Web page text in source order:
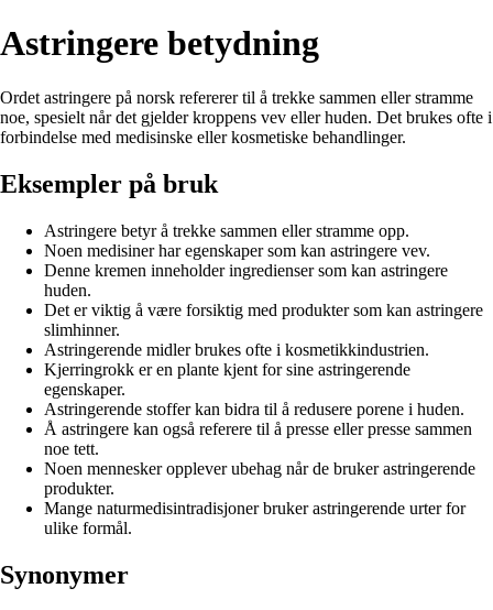
Astringere betydning
Ordet astringere på norsk refererer til å trekke sammen eller stramme
noe, spesielt når det gjelder kroppens vev eller huden. Det brukes ofte i
forbindelse med medisinske eller kosmetiske behandlinger.
Eksempler på bruk
Astringere betyr å trekke sammen eller stramme opp.
Noen medisiner har egenskaper som kan astringere vev.
Denne kremen inneholder ingredienser som kan astringere
huden.
Det er viktig å være forsiktig med produkter som kan astringere
slimhinner.
Astringerende midler brukes ofte i kosmetikkindustrien.
Kjerringrokk er en plante kjent for sine astringerende
egenskaper.
Astringerende stoffer kan bidra til å redusere porene i huden.
Å astringere kan også referere til å presse eller presse sammen
noe tett.
Noen mennesker opplever ubehag når de bruker astringerende
produkter.
Mange naturmedisintradisjoner bruker astringerende urter for
ulike formål.
Synonymer